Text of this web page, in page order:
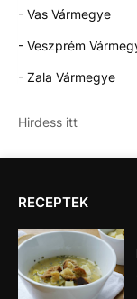
- Vas Vármegye
- Veszprém
- Zala Vármegye
Hirdess itt
RECEPTEK